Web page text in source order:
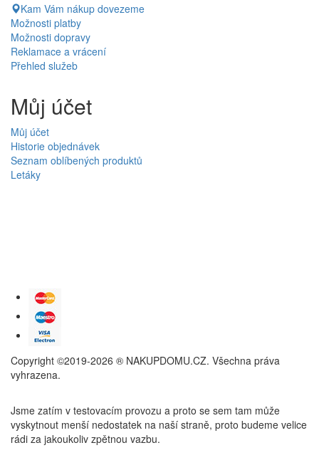
Kam Vám nákup dovezeme
Možnosti platby
Možnosti dopravy
Reklamace a vrácení
Přehled služeb
Můj účet
Můj účet
Historie objednávek
Seznam oblíbených produktů
Letáky
Copyright ©2019-2026 ® NAKUPDOMU.CZ. Všechna práva
vyhrazena.
Jsme zatím v testovacím provozu a proto se sem tam může
vyskytnout menší nedostatek na naší straně, proto budeme velice
rádi za jakoukoliv zpětnou vazbu.